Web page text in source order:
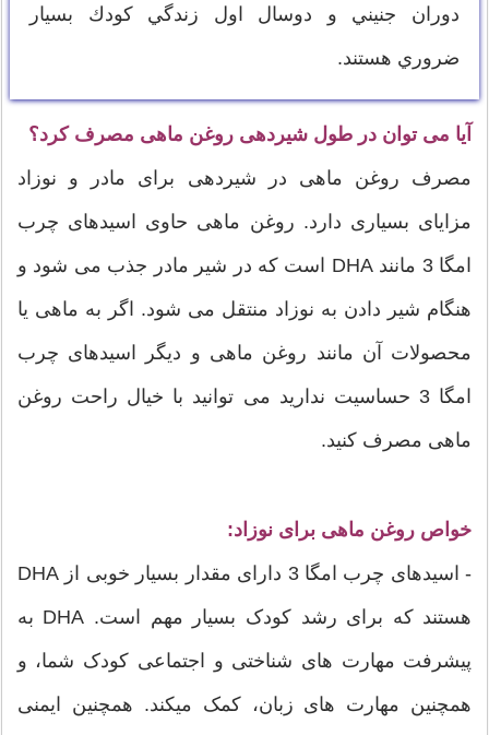
دوران جنيني و دوسال اول زندگي كودك بسيار
ضروري هستند.
آیا می توان در طول شیردهی روغن ماهی مصرف کرد؟
مصرف روغن ماهی در شیردهی برای مادر و نوزاد
مزایای بسیاری دارد. روغن ماهی حاوی اسیدهای چرب
امگا 3 مانند DHA است که در شیر مادر جذب می شود و
هنگام شیر دادن به نوزاد منتقل می شود. اگر به ماهی یا
محصولات آن مانند روغن ماهی و دیگر اسیدهای چرب
امگا 3 حساسیت ندارید می توانید با خیال راحت روغن
ماهی مصرف کنید.
خواص روغن ماهی برای نوزاد:
- اسیدهای چرب امگا 3 دارای مقدار بسیار خوبی از DHA
هستند که برای رشد کودک بسیار مهم است. DHA به
پیشرفت مهارت های شناختی و اجتماعی کودک شما، و
همچنین مهارت های زبان، کمک میکند. همچنین ایمنی